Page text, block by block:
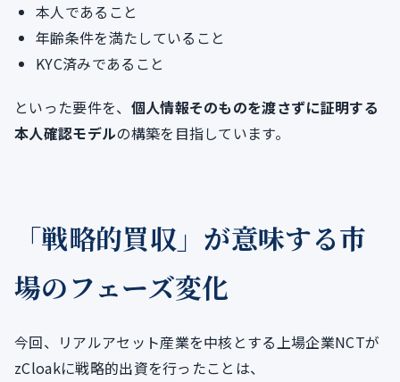
本人であること
年齢条件を満たしていること
KYC済みであること
といった要件を、 個人情報そのものを渡さずに証明する
本人確認モデルの構築を目指しています。
「戦略的買収」が意味する市
場のフェーズ変化
今回、リアルアセット産業を中核とする上場企業NCTが
zCloakに戦略的出資を行ったことは、